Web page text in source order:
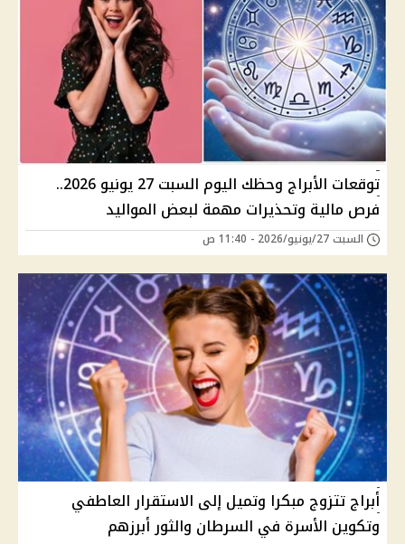
توقعات الأبراج وحظك اليوم السبت 27 يونيو 2026..
فرص مالية وتحذيرات مهمة لبعض المواليد
السبت 27/يونيو/2026 - 11:40 ص
أبراج تتزوج مبكرا وتميل إلى الاستقرار العاطفي
وتكوين الأسرة في السرطان والثور أبرزهم